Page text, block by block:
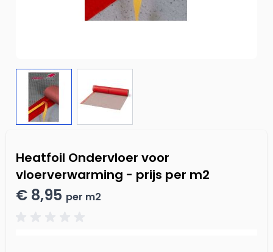
Heatfoil Ondervloer voor
vloerverwarming - prijs per m2
€ 8,95 per m2